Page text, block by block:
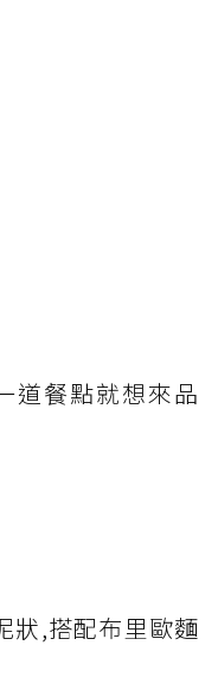
道餐點就想來品
狀,搭配布里歐麵